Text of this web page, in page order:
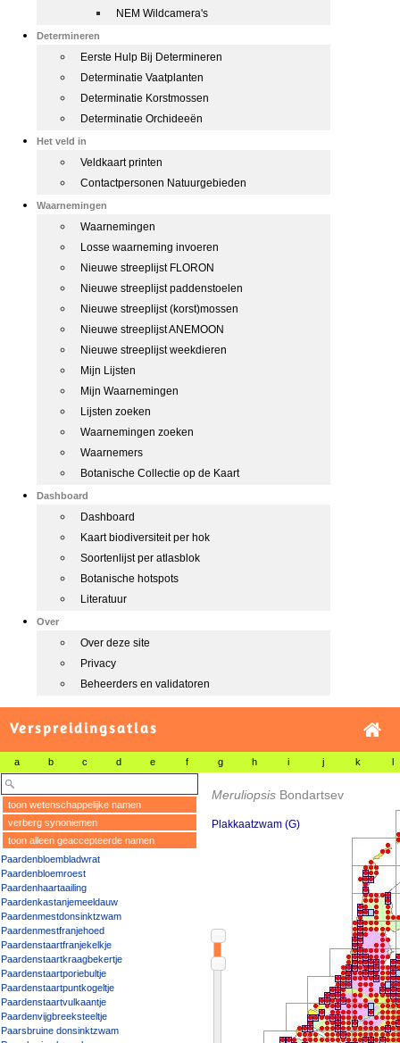
NEM Wildcamera's
Determineren
Eerste Hulp Bij Determineren
Determinatie Vaatplanten
Determinatie Korstmossen
Determinatie Orchideeën
Het veld in
Veldkaart printen
Contactpersonen Natuurgebieden
Waarnemingen
Waarnemingen
Losse waarneming invoeren
Nieuwe streeplijst FLORON
Nieuwe streeplijst paddenstoelen
Nieuwe streeplijst (korst)mossen
Nieuwe streeplijst ANEMOON
Nieuwe streeplijst weekdieren
Mijn Lijsten
Mijn Waarnemingen
Lijsten zoeken
Waarnemingen zoeken
Waarnemers
Botanische Collectie op de Kaart
Dashboard
Dashboard
Kaart biodiversiteit per hok
Soortenlijst per atlasblok
Botanische hotspots
Literatuur
Over
Over deze site
Privacy
Beheerders en validatoren
Verspreidingsatlas
a b c d e f g h i j k l
toon wetenschappelijke namen
verberg synoniemen
toon alleen geaccepteerde namen
Paardenbloembladwrat
Paardenbloemroest
Paardenhaartaailing
Paardenkastanjemeeldauw
Paardenmestdonsinktzwam
Paardenmestfranjehoed
Paardenstaartfranjekelkje
Paardenstaartkraagbekertje
Paardenstaartporiebultje
Paardenstaartpuntkogeltje
Paardenstaartvulkaantje
Paardenvijgbreeksteeltje
Paarsbruine donsinktzwam
Meruliopsis Bondartsev
Plakkaatzwam (G)